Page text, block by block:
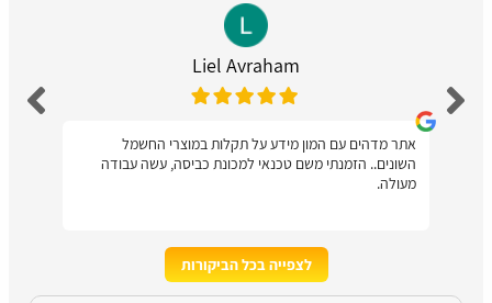
Liel Avraham
אתר מדהים עם המון מידע על תקלות במוצרי החשמל
השונים.. הזמנתי משם טכנאי למכונת כביסה, עשה עבודה
מעולה.
לצפייה בכל הביקורות